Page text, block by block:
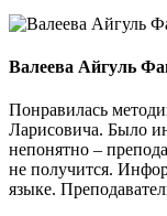
Валеева Айгуль
Понравилась
Ларисовича. Было
непонятно –
не получится.
языке.